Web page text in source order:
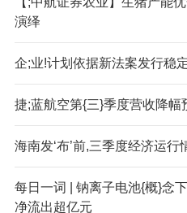
演绎
企;业!计划依据新法案发行稳
捷;蓝航空第{三}季度营收降幅
海南发‘布’前,三季度经济运
每日一词 | 钠离子电池{概}念
净流出超亿元